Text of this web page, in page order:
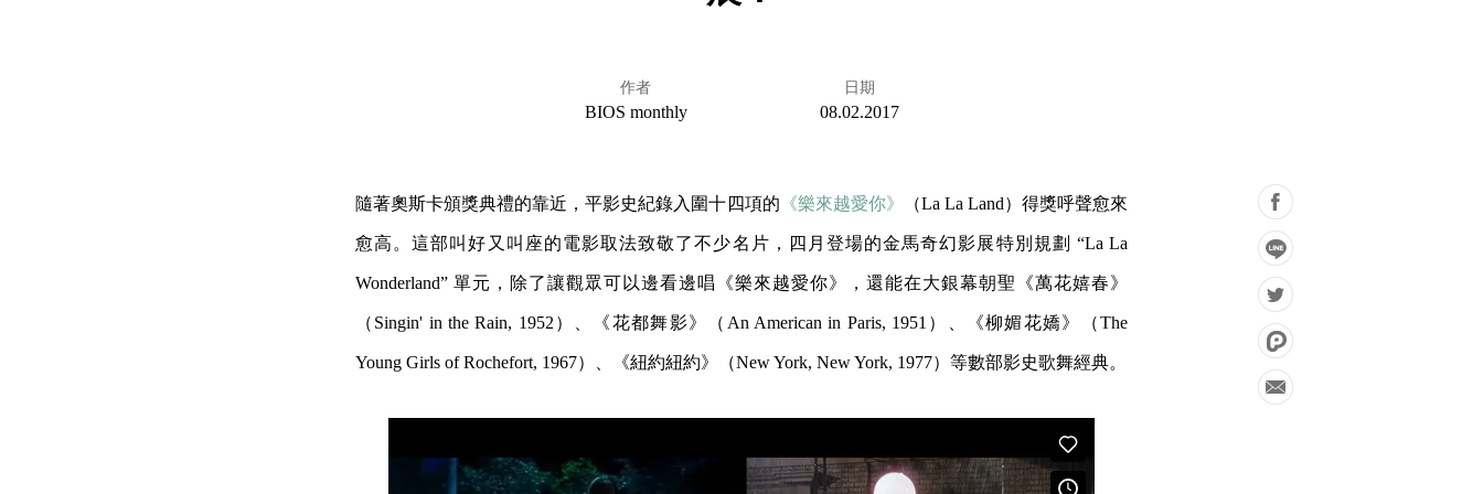
作者
BIOS monthly
日期
08.02.2017
隨著奧斯卡頒獎典禮的靠近，平影史紀錄入圍十四項的 《樂來越愛你》 （La La Land）得獎呼聲愈來
愈高。這部叫好又叫座的電影取法致敬了不少名片，四月登場的金馬奇幻影展特別規劃 “La La
Wonderland” 單元，除了讓觀眾可以邊看邊唱《樂來越愛你》，還能在大銀幕朝聖《萬花嬉春》
（Singin' in the Rain, 1952）、《花都舞影》（An American in Paris, 1951）、《柳媚花嬌》（The
Young Girls of Rochefort, 1967）、《紐約紐約》（New York, New York, 1977）等數部影史歌舞經典。